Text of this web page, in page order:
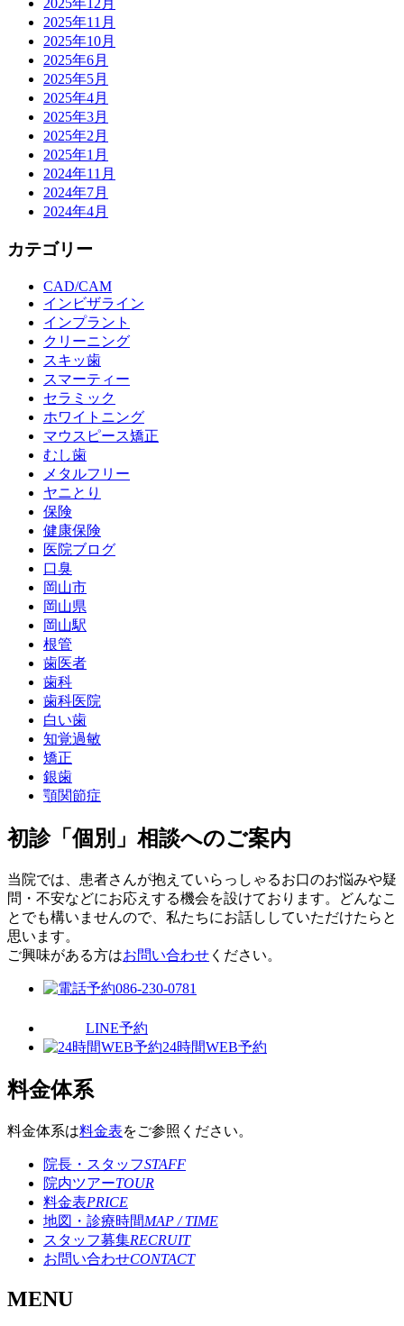
2025年11月
2025年10月
2025年6月
2025年5月
2025年4月
2025年3月
2025年2月
2025年1月
2024年11月
2024年7月
2024年4月
カテゴリー
CAD/CAM
インビザライン
インプラント
クリーニング
スキッ歯
スマーティー
セラミック
ホワイトニング
マウスピース矯正
むし歯
メタルフリー
ヤニとり
保険
健康保険
医院ブログ
口臭
岡山市
岡山県
岡山駅
根管
歯医者
歯科
歯科医院
白い歯
知覚過敏
矯正
銀歯
顎関節症
初診「個別」相談へのご案内
当院では、患者さんが抱えていらっしゃるお口のお悩みや疑
問・不安などにお応えする機会を設けております。どんなこ
とでも構いませんので、私たちにお話ししていただけたらと
思います。
ご興味がある方はお問い合わせ ください。
086-230-0781
LINE予約
24時間WEB予約
料金体系
料金体系は料金表をご参照ください。
院長・スタッフSTAFF
院内ツアーTOUR
料金表PRICE
地図・診療時間MAP / TIME
スタッフ募集RECRUIT
お問い合わせCONTACT
MENU